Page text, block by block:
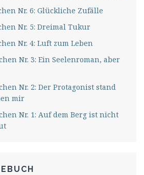
Nr. 6: Glückliche Zufälle
Nr. 5: Dreimal Tukur
Nr. 4: Luft zum Leben
Nr. 3: Ein Seelenroman, aber
Nr. 2: Der Protagonist stand
mir
Nr. 1: Auf dem Berg ist nicht